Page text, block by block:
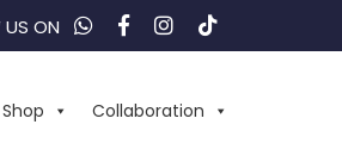
US ON
Shop Collaboration